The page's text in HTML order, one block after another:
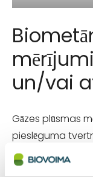
un/vai
Gāzes plūsmas
pieslēguma
daudzumu, kas
savienots ar ar